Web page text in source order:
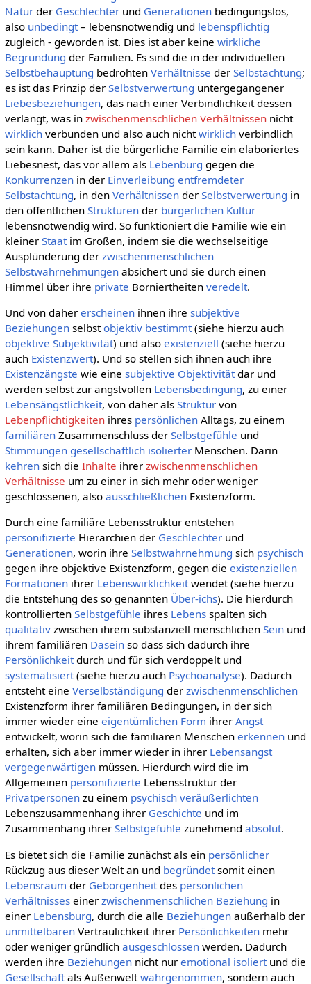
Naturder Geschlechterund Generationenbedingungslos,
also unbedingt– lebensnotwendig und lebenspflichtig
zugleich - geworden ist. Dies ist aber keine wirkliche
Begründung der Familien. Es sind die in der individuellen
Selbstbehauptung bedrohten Verhältnisse der Selbstachtung;
es ist das Prinzip der Selbstverwertung untergegangener
Liebesbeziehungen, das nach einer Verbindlichkeit dessen
verlangt, was in zwischenmenschlichen Verhältnissennicht
wirklichverbunden und also auch nichtwirklichverbindlich
sein kann. Daher ist die bürgerliche Familie ein elaboriertes
Liebesnest, das vor allem als Lebenburg gegen die
Konkurrenzenin der Einverleibung entfremdeter
Selbstachtung, in den Verhältnissender Selbstverwertung in
den öffentlichen Strukturender bürgerlichen Kultur
lebensnotwendig wird. So funktioniert die Familie wie ein
kleiner Staatim Großen, indem sie die wechselseitige
Ausplünderung der zwischenmenschlichen
Selbstwahrnehmungenabsichert und sie durch einen
Himmel über ihre private Borniertheiten veredelt.
Und von daher erscheinenihnen ihre subjektive
Beziehungenselbstobjektiv bestimmt(siehe hierzu auch
objektive Subjektivität) und also existenziell (siehe hierzu
auch Existenzwert). Und so stellen sich ihnen auch ihre
Existenzängste wie eine subjektive Objektivitätdar und
werden selbst zur angstvollen Lebensbedingung, zu einer
Lebensängstlichkeit, von daher als Strukturvon
Lebenpflichtigkeitenihres persönlichenAlltags, zu einem
familiärenZusammenschluss der Selbstgefühle und
Stimmungen gesellschaftlich isolierterMenschen. Darin
kehrensich die Inhalte ihrer zwischenmenschlichen
Verhältnisse um zu einer in sich mehr oder weniger
geschlossenen, also ausschließlichenExistenzform.
Durch eine familiäre Lebensstruktur entstehen
personifizierte Hierarchien der Geschlechterund
Generationen, worin ihre Selbstwahrnehmung sich psychisch
gegen ihre objektive Existenzform, gegen die existenziellen
Formationenihrer Lebenswirklichkeitwendet (siehe hierzu
die Entstehung des so genannten Über-ichs). Die hierdurch
kontrollierten Selbstgefühle ihres Lebensspalten sich
qualitativzwischen ihrem substanziell menschlichen Seinund
ihrem familiären Daseinso dass sich dadurch ihre
Persönlichkeitdurch und für sich verdoppelt und
systematisiert(siehe hierzu auch Psychoanalyse). Dadurch
entsteht eine Verselbständigung der zwischenmenschlichen
Existenzform ihrer familiären Bedingungen, in der sich
immer wieder eine eigentümlichen Form ihrer Angst
entwickelt, worin sich die familiären Menschen erkennenund
erhalten, sich aber immer wieder in ihrer Lebensangst
vergegenwärtigenmüssen. Hierdurch wird die im
Allgemeinen personifizierte Lebensstruktur der
Privatpersonenzu einem psychisch veräußerlichten
Lebenszusammenhang ihrer Geschichte und im
Zusammenhang ihrer Selbstgefühle zunehmend absolut.
Es bietet sich die Familie zunächst als ein persönlicher
Rückzug aus dieser Welt an und begründetsomit einen
Lebensraum der Geborgenheitdes persönlichen
Verhältnisseseiner zwischenmenschlichen Beziehung in
einer Lebensburg, durch die alle Beziehungenaußerhalb der
unmittelbarenVertraulichkeit ihrer Persönlichkeitenmehr
oder weniger gründlich ausgeschlossenwerden. Dadurch
werden ihre Beziehungennicht nur emotional isoliertund die
Gesellschaftals Außenweltwahrgenommen, sondern auch